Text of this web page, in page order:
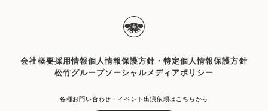
会社概要採用情報個人情報保護方針・特定個人情報保護方針
松竹グループソーシャルメディアポリシー
各種お問い合わせ・イベント出演依頼はこちらから